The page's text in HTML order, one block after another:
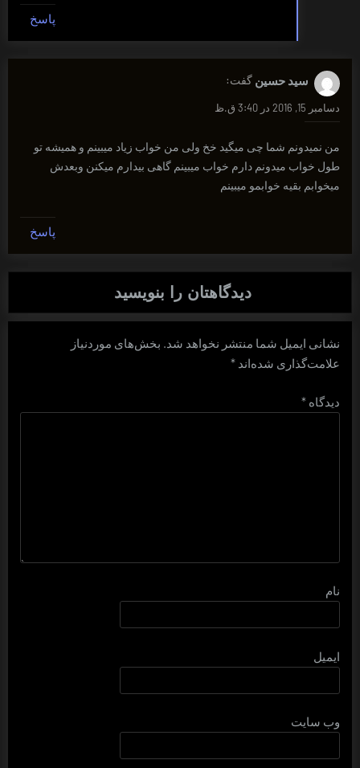
پاسخ
سید حسین گفت:
دسامبر 15, 2016 در 3:40 ق.ظ
من نمیدونم شما چی میگید خخ ولی من خواب زیاد میبینم و همیشه تو
طول خواب میدونم دارم خواب میبینم گاهی بیدارم میکنن وبعدش
میخوابم بقیه خوابمو میبینم
پاسخ
دیدگاهتان را بنویسید
نشانی ایمیل شما منتشر نخواهد شد. بخش‌های موردنیاز
علامت‌گذاری شده‌اند *
دیدگاه *
نام
ایمیل
وب‌ سایت